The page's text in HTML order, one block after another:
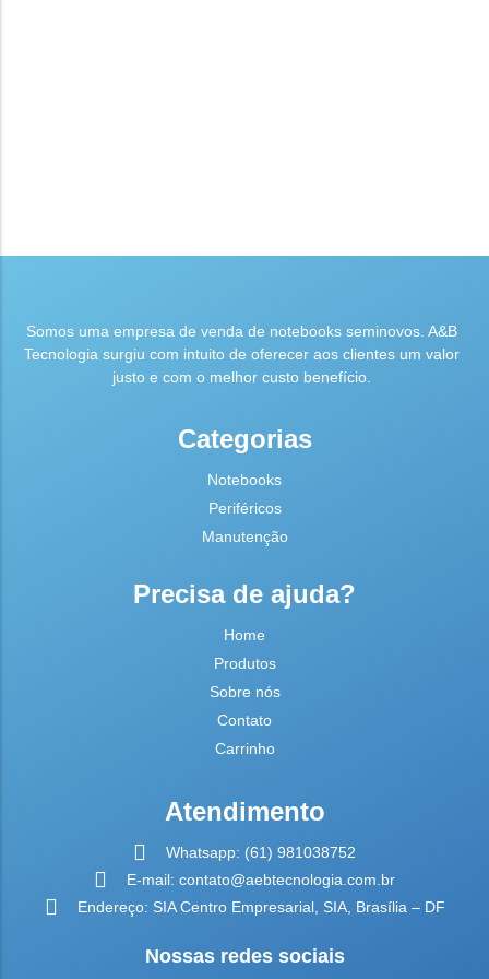
Somos uma empresa de venda de notebooks seminovos. A&B
Tecnologia surgiu com intuito de oferecer aos clientes um valor
justo e com o melhor custo benefício.
Categorias
Notebooks
Periféricos
Manutenção
Precisa de ajuda?
Home
Produtos
Sobre nós
Contato
Carrinho
Atendimento
Whatsapp: (61) 981038752
E-mail: contato@aebtecnologia.com.br
Endereço: SIA Centro Empresarial, SIA, Brasília – DF
Nossas redes sociais